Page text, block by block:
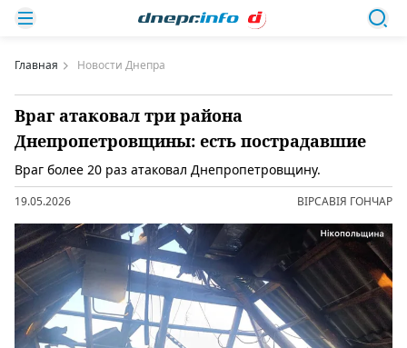
Главная Новости Днепра
Враг атаковал три района
Днепропетровщины: есть пострадавшие
Враг более 20 раз атаковал Днепропетровщину.
19.05.2026 ВІРСАВІЯ ГОНЧАР